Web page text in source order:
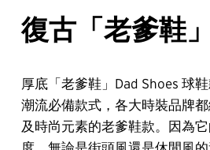
復古「老爹鞋」
厚底「老爹鞋」Dad Shoes 球
潮流必備款式，各大時裝品牌
及時尚元素的老爹鞋款。因為